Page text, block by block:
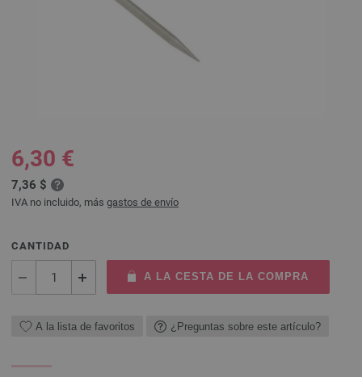
6,30 €
7,36 $
IVA no incluido, más gastos de envío
CANTIDAD
A LA CESTA DE LA COMPRA
A la lista de favoritos ¿Preguntas sobre este artículo?